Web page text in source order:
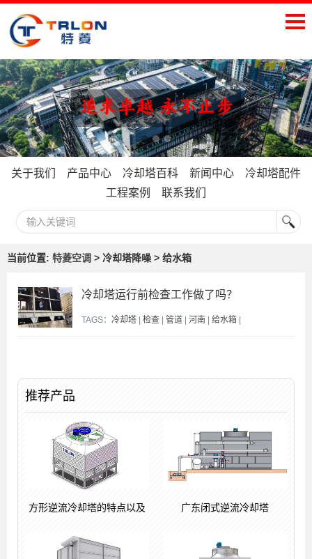
关于我们 产品中心 冷却塔百科 新闻中心
冷却塔配件
工程案例
联系我们
当前位置: 特菱空调 > 冷却塔降噪 > 给水箱
冷却塔运行前检查工作做了吗？
TAGS： 冷却塔 | 检查 | 管道 | 河南 | 给水箱 |
推荐产品
方形逆流冷却塔的特点以及 广东闭式逆流冷却塔